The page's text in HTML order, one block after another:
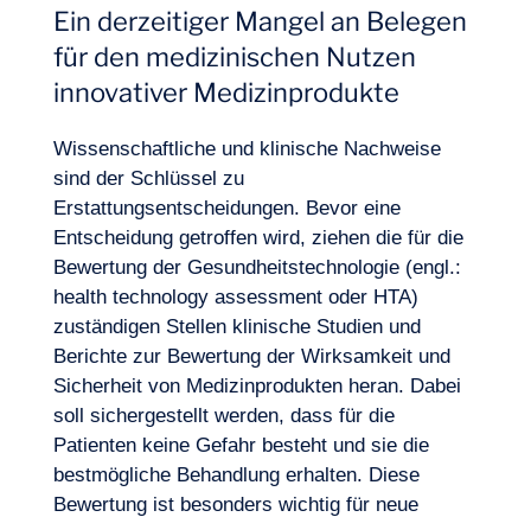
Ein derzeitiger Mangel an Belegen
für den medizinischen Nutzen
innovativer Medizinprodukte
Wissenschaftliche und klinische Nachweise
sind der Schlüssel zu
Erstattungsentscheidungen. Bevor eine
Entscheidung getroffen wird, ziehen die für die
Bewertung der Gesundheitstechnologie (engl.:
health technology assessment oder HTA)
zuständigen Stellen klinische Studien und
Berichte zur Bewertung der Wirksamkeit und
Sicherheit von Medizinprodukten heran. Dabei
soll sichergestellt werden, dass für die
Patienten keine Gefahr besteht und sie die
bestmögliche Behandlung erhalten. Diese
Bewertung ist besonders wichtig für neue